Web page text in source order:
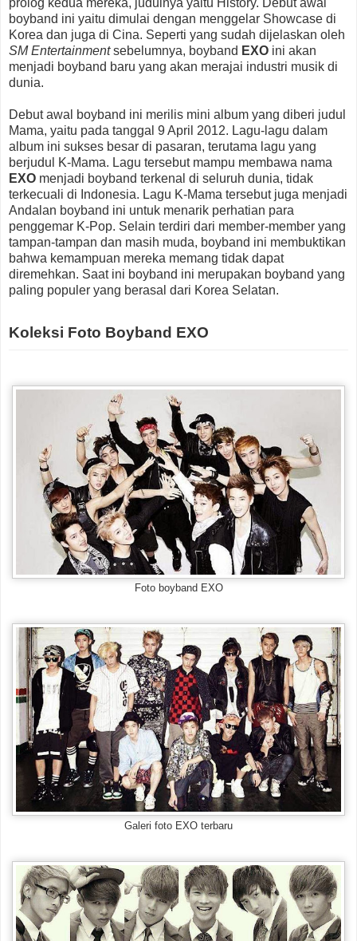
boyband ini yaitu dimulai dengan menggelar Showcase di
Korea dan juga di Cina. Seperti yang sudah dijelaskan oleh
SM Entertainmentsebelumnya, boyband EXO ini akan
menjadi boyband baru yang akan merajai industri musik di
dunia.
Debut awal boyband ini merilis mini album yang diberi judul
Mama, yaitu pada tanggal 9 April 2012. Lagu-lagu dalam
album ini sukses besar di pasaran, terutama lagu yang
berjudul K-Mama. Lagu tersebut mampu membawa nama
EXO menjadi boyband terkenal di seluruh dunia, tidak
terkecuali di Indonesia. Lagu K-Mama tersebut juga menjadi
Andalan boyband ini untuk menarik perhatian para
penggemar K-Pop. Selain terdiri dari member-member yang
tampan-tampan dan masih muda, boyband ini membuktikan
bahwa kemampuan mereka memang tidak dapat
diremehkan. Saat ini boyband ini merupakan boyband yang
paling populer yang berasal dari Korea Selatan.
Koleksi Foto Boyband EXO
Foto boyband EXO
Galeri foto EXO terbaru